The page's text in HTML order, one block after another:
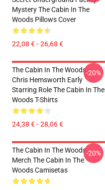
Mystery The Cabin In The
Woods Pillows Cover
22,08 € - 26,68 €
The Cabin In The Woods -
Chris Hemsworth Early
Starring Role The Cabin In The
Woods T-Shirts
24,38 € - 28,06 €
-20%
The Cabin In The Woods
Merch The Cabin In The
Woods Camisetas
-20%